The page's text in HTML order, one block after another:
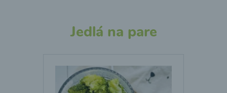
Jedlá na pare